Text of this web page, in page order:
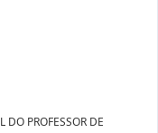
PROFESSOR DE